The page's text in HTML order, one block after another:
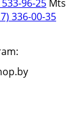
96-25 Mts
336-00-35